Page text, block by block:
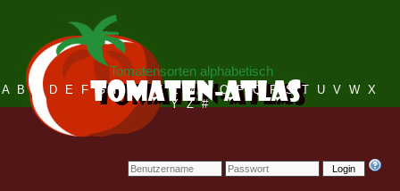
Login
Tomatensorten alphabetisch
A B C D E F G H I J K L M N O P Q R S T U V W X
Y Z #